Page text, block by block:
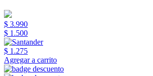
$ 3.990
$ 1.500
$ 1.275
Agregar a carrito